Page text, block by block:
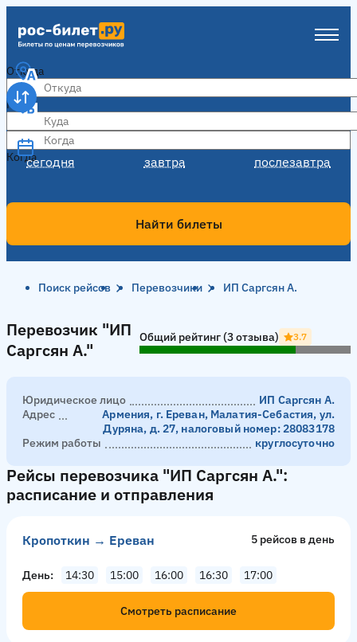
Откуда
Куда
Когда
сегодня завтра послезавтра
Когда
Найти билеты
Поиск рейсов Перевозчики ИП Саргсян А.
Перевозчик "ИП Саргсян А."
Перевозчик "ИП
Саргсян А."
Общий рейтинг (3 отзыва) 3.7
Юридическое лицо
ИП Саргсян А.
Адрес
Армения, г. Ереван, Малатия-Себастия, ул.
Дуряна, д. 27, налоговый номер: 28083178
Режим работы
круглосуточно
Рейсы перевозчика "ИП Саргсян А.":
расписание и отправления
Кропоткин → Ереван 5 рейсов в день
День 14:30 15:00 16:00 16:30 17:00
Смотреть расписание